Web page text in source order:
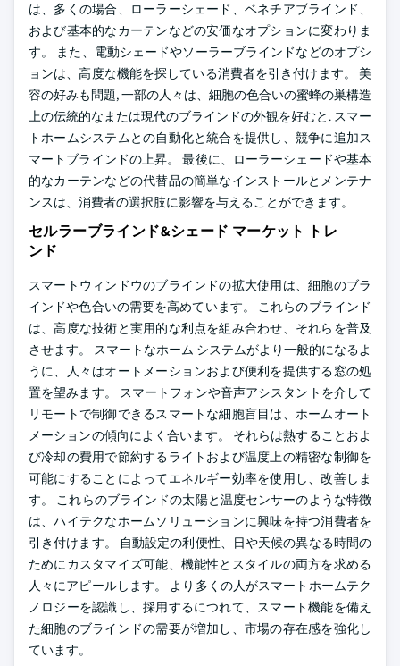
は、多くの場合、ローラーシェード、ベネチアブラインド、
および基本的なカーテンなどの安価なオプションに変わりま
す。 また、電動シェードやソーラーブラインドなどのオプシ
ョンは、高度な機能を探している消費者を引き付けます。 美
容の好みも問題, 一部の人々は、細胞の色合いの蜜蜂の巣構造
上の伝統的なまたは現代のブラインドの外観を好むと. スマー
トホームシステムとの自動化と統合を提供し、競争に追加ス
マートブラインドの上昇。 最後に、ローラーシェードや基本
的なカーテンなどの代替品の簡単なインストールとメンテナ
ンスは、消費者の選択肢に影響を与えることができます。
セルラーブラインド&シェード マーケット トレ
ンド
スマートウィンドウのブラインドの拡大使用は、細胞のブラ
インドや色合いの需要を高めています。 これらのブラインド
は、高度な技術と実用的な利点を組み合わせ、それらを普及
させます。 スマートなホーム システムがより一般的になるよ
うに、人々はオートメーションおよび便利を提供する窓の処
置を望みます。 スマートフォンや音声アシスタントを介して
リモートで制御できるスマートな細胞盲目は、ホームオート
メーションの傾向によく合います。 それらは熱することおよ
び冷却の費用で節約するライトおよび温度上の精密な制御を
可能にすることによってエネルギー効率を使用し、改善しま
す。 これらのブラインドの太陽と温度センサーのような特徴
は、ハイテクなホームソリューションに興味を持つ消費者を
引き付けます。 自動設定の利便性、日や天候の異なる時間の
ためにカスタマイズ可能、機能性とスタイルの両方を求める
人々にアピールします。 より多くの人がスマートホームテク
ノロジーを認識し、採用するにつれて、スマート機能を備え
た細胞のブラインドの需要が増加し、市場の存在感を強化し
ています。